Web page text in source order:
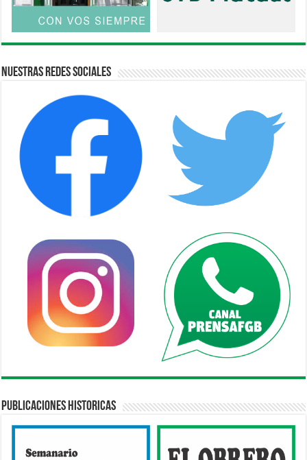
Nuestras Redes Sociales
Publicaciones Historicas